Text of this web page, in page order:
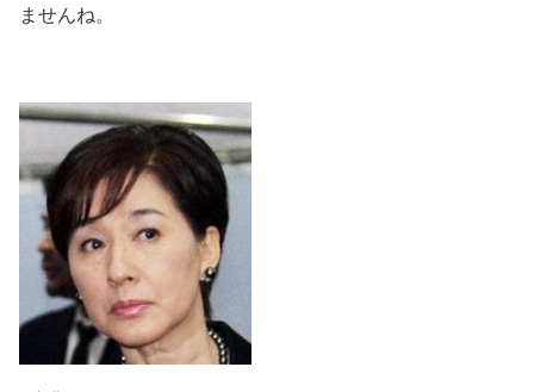
ませんね。